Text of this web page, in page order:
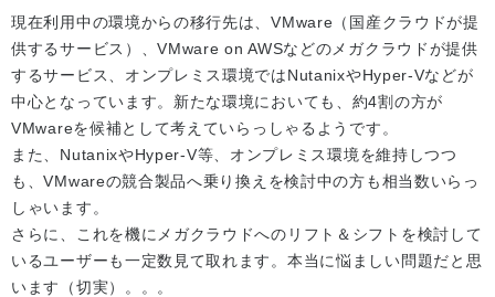
現在利用中の環境からの移行先は、VMware（国産クラウドが提
供するサービス）、VMware on AWSなどのメガクラウドが提供
するサービス、オンプレミス環境ではNutanixやHyper-Vなどが
中心となっています。新たな環境においても、約4割の方が
VMwareを候補として考えていらっしゃるようです。
また、NutanixやHyper-V等、オンプレミス環境を維持しつつ
も、VMwareの競合製品へ乗り換えを検討中の方も相当数いらっ
しゃいます。
さらに、これを機にメガクラウドへのリフト＆シフトを検討して
いるユーザーも一定数見て取れます。本当に悩ましい問題だと思
います（切実）。。。